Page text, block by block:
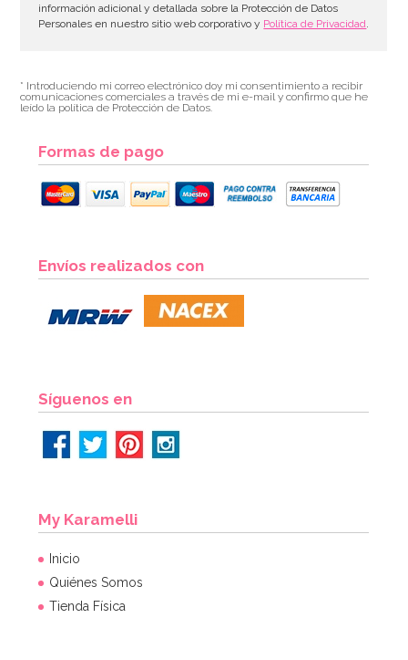
información adicional y detallada sobre la Protección de Datos
Personales en nuestro sitio web corporativo y Política de Privacidad.
* Introduciendo mi correo electrónico doy mi consentimiento a recibir
comunicaciones comerciales a través de mi e-mail y confirmo que he
leído la política de Protección de Datos.
Formas de pago
Envíos realizados con
Síguenos en
My Karamelli
Inicio
Quiénes Somos
Tienda Física